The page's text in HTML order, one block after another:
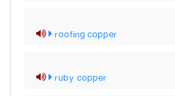
roofing copper
ruby copper